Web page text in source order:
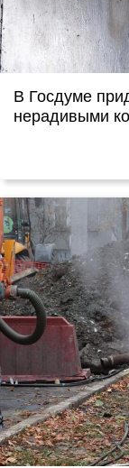
В Госдуме
нерадивыми